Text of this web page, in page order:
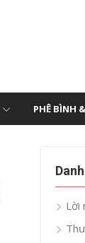
PHÊ BÌNH
Lời